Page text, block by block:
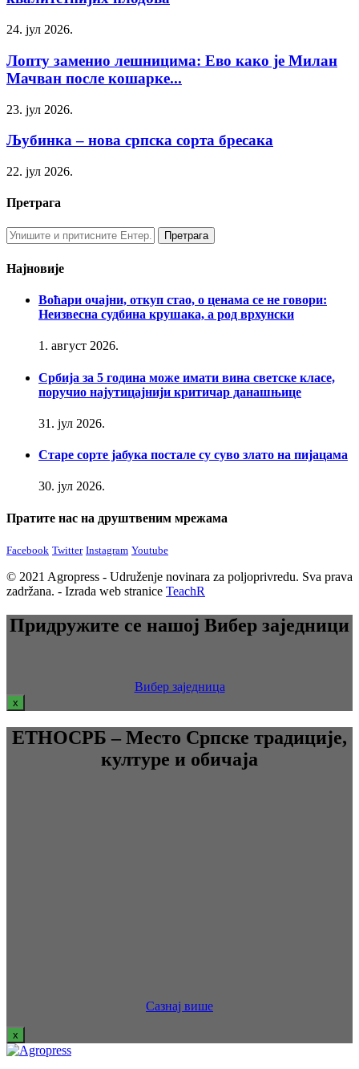
24. јул 2026.
Лопту заменио лешницима: Ево како је Милан
Мачван после кошарке...
23. јул 2026.
Љубинка – нова српска сорта бресака
22. јул 2026.
Претрага
Најновије
Воћари очајни, откуп стао, о ценама се не говори:
Неизвесна судбина крушака, а род врхунски
1. август 2026.
Србија за 5 година може имати вина светске класе,
поручио најутицајнији критичар данашњице
31. јул 2026.
Старе сорте јабука постале су суво злато на пијацама
30. јул 2026.
Пратите нас на друштвеним мрежама
Facebook Twitter Instagram Youtube
© 2021 Agropress - Udruženje novinara za poljoprivredu. Sva prava
zadržana. - Izrada web stranice TeachR
Придружите се нашој Вибер заједници
Вибер заједница
x
ЕТНОСРБ – Место Српске традиције,
културе и обичаја
Сазнај више
x